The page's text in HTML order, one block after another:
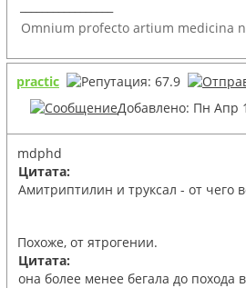
Omnium profecto artium medicina
practic
Добавлено: Пн Апр
mdphd
Цитата:
Амитриптилин и труксал - от чего
Похоже, от ятрогении.
Цитата:
она более менее бегала до похода